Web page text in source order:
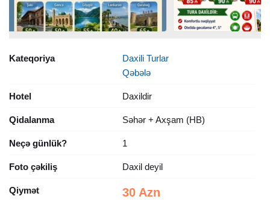
Kateqoriya
Daxili Turlar
Qəbələ
Hotel Daxildir
Qidalanma Səhər + Axşam (HB)
Neçə günlük? 1
Foto çəkiliş Daxil deyil
Qiymət 30 Azn